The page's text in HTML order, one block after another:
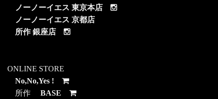
ノーノーイエス 東京本店
ノーノーイエス 京都店
所作 銀座店
ONLINE STORE
No,No,Yes !
所作 BASE